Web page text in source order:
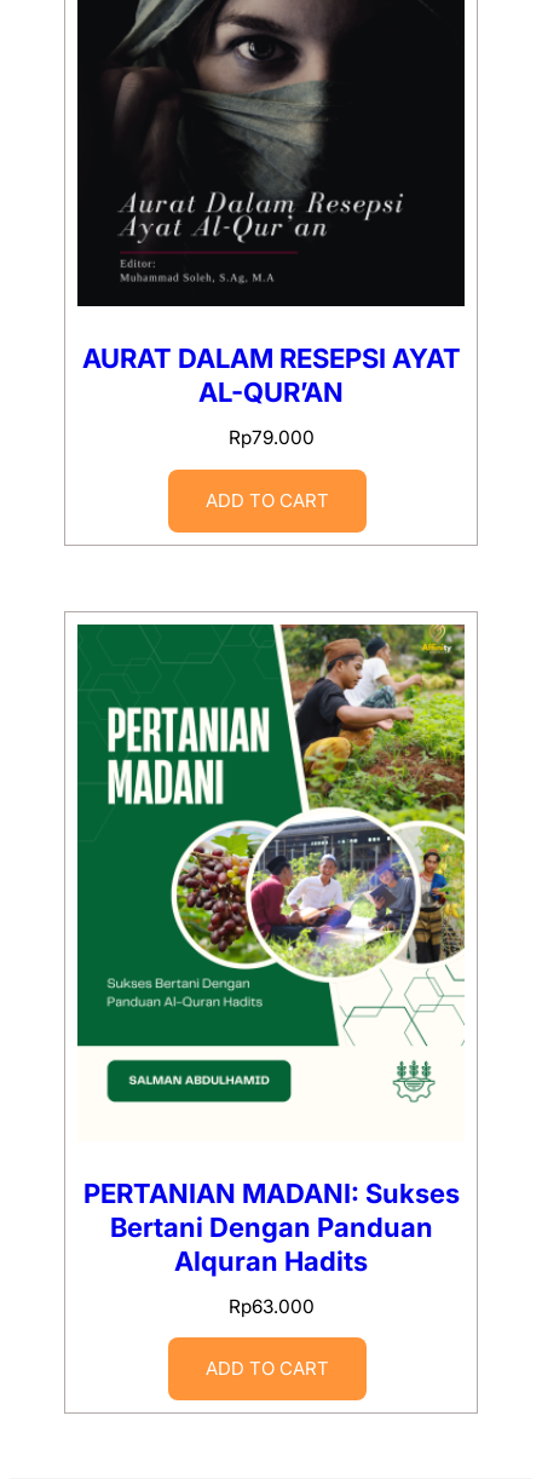
AURAT DALAM RESEPSI AYAT
AL-QUR’AN
Rp79.000
ADD TO CART
PERTANIAN MADANI: Sukses
Bertani Dengan Panduan
Alquran Hadits
Rp63.000
ADD TO CART